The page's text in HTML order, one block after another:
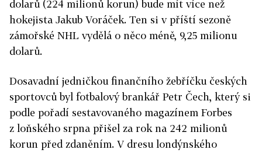
dolarů (224 milionů korun) bude mít více než
hokejista Jakub Voráček. Ten si v příští sezoně
zámořské NHL vydělá o něco méně, 9,25 milionu
dolarů.
Dosavadní jedničkou finančního žebříčku českých
sportovců byl fotbalový brankář Petr Čech, který si
podle pořadí sestavovaného magazínem Forbes
z loňského srpna přišel za rok na 242 milionů
korun před zdaněním. V dresu londýnského